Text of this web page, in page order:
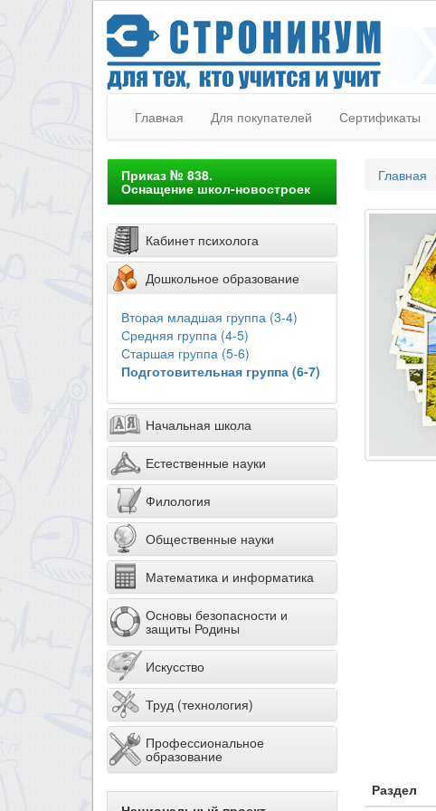
Главная Для покупателей Сертификаты
Приказ № 838.
Оснащение школ-новостроек
Кабинет психолога
Дошкольное образование
Вторая младшая группа (3-4)
Средняя группа (4-5)
Старшая группа (5-6)
Подготовительная группа (6-7)
Начальная школа
Естественные науки
Филология
Общественные науки
Математика и информатика
Основы безопасности и
защиты Родины
Искусство
Труд (технология)
Профессиональное
образование
Главная
Раздел